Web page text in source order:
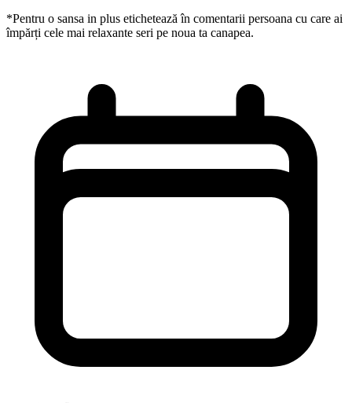
*Pentru o sansa in plus etichetează în comentarii persoana cu care ai
împărți cele mai relaxante seri pe noua ta canapea.